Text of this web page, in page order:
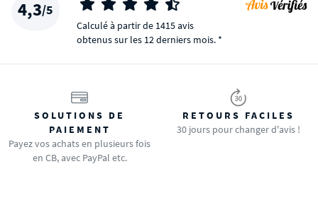
4,3/5
Calculé à partir de 1415 avis
obtenus sur les 12 derniers mois. *
SOLUTIONS DE
PAIEMENT
Payez vos achats en plusieurs fois
en CB, avec PayPal etc.
RETOURS FACILES
30 jours pour changer d'avis !